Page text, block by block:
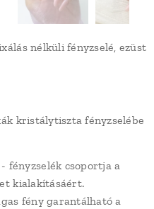
nélküli fényzselé, ezüst
kristálytiszta fényzselébe
fényzselék csoportja a
kialakításáért.
fény garantálható a